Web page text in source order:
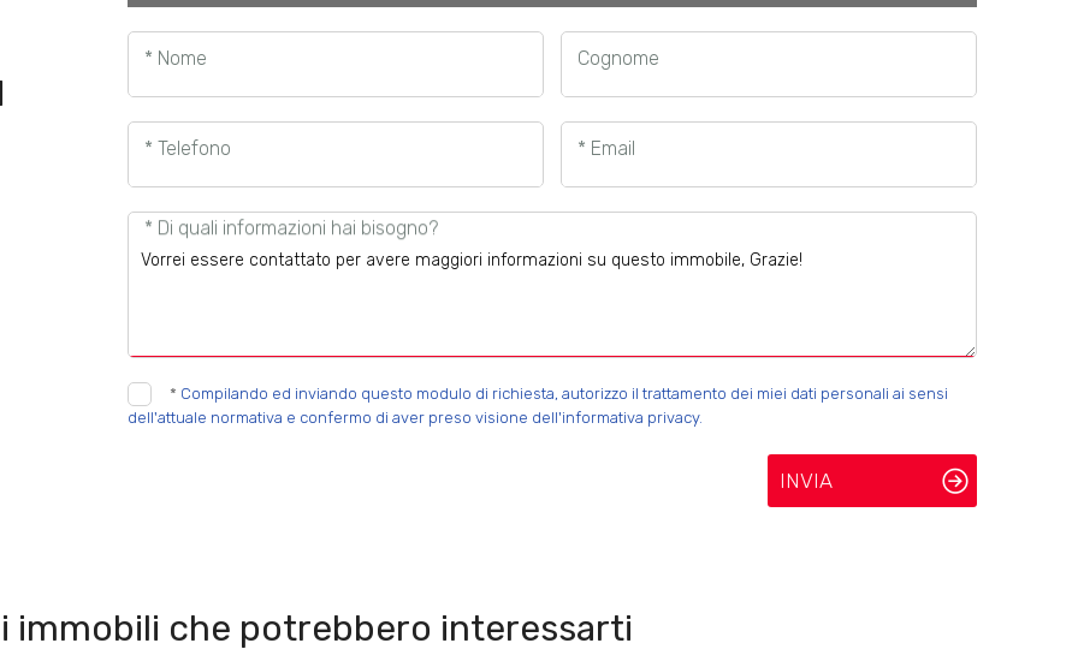
* Nome Cognome
* Telefono * Email
* Di quali informazioni hai bisogno?
* Compilando ed inviando questo modulo di richiesta, autorizzo il trattamento dei miei dati personali ai sensi
dell'attuale normativa e confermo di aver preso visione dell'informativa privacy.
INVIA
immobili che potrebbero interessarti